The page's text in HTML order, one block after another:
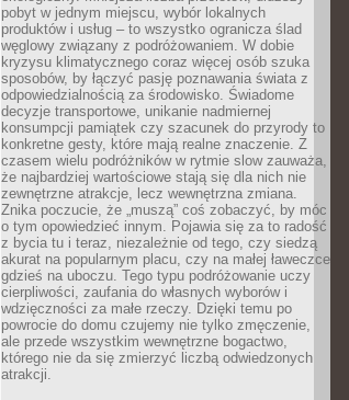
pobyt w jednym miejscu, wybór lokalnych
produktów i usług – to wszystko ogranicza ślad
węglowy związany z podróżowaniem. W dobie
kryzysu klimatycznego coraz więcej osób szuka
sposobów, by łączyć pasję poznawania świata z
odpowiedzialnością za środowisko. Świadome
decyzje transportowe, unikanie nadmiernej
konsumpcji pamiątek czy szacunek do przyrody to
konkretne gesty, które mają realne znaczenie. Z
czasem wielu podróżników w rytmie slow zauważa,
że najbardziej wartościowe stają się dla nich nie
zewnętrzne atrakcje, lecz wewnętrzna zmiana.
Znika poczucie, że „muszą” coś zobaczyć, by móc
o tym opowiedzieć innym. Pojawia się za to radość
z bycia tu i teraz, niezależnie od tego, czy siedzą
akurat na popularnym placu, czy na małej ławeczce
gdzieś na uboczu. Tego typu podróżowanie uczy
cierpliwości, zaufania do własnych wyborów i
wdzięczności za małe rzeczy. Dzięki temu po
powrocie do domu czujemy nie tylko zmęczenie,
ale przede wszystkim wewnętrzne bogactwo,
którego nie da się zmierzyć liczbą odwiedzonych
atrakcji.